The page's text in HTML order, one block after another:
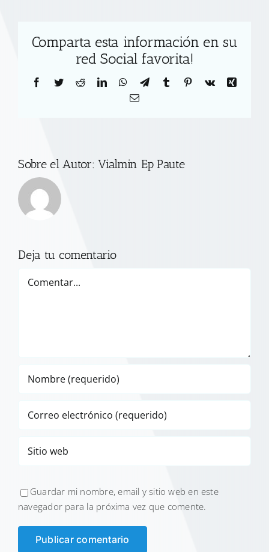
Comparta esta información en su
red Social favorita!
Facebook
TwitterRedditLinkedInWhatsApp
TelegramTumblr Pinterest
Vk
Xing
Correo
Sobre el Autor:Vialmin Ep Paute
Deja tu comentario
Guardar mi nombre, email y sitio web en este
navegador para la próxima vez que comente.